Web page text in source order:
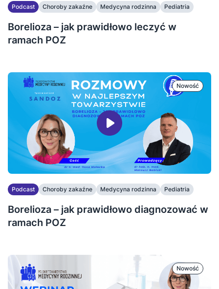
Podcast Choroby zakaźne Medycyna rodzinna Pediatria
Borelioza – jak prawidłowo leczyć w
ramach POZ
Nowość
Podcast Choroby zakaźne Medycyna rodzinna Pediatria
Borelioza – jak prawidłowo diagnozować w
ramach POZ
Nowość